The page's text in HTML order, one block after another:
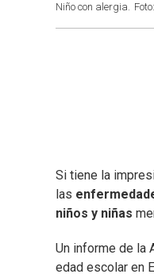
Niño con alergia.
Si tiene la
las
niños y niñas
Un informe de la
edad escolar en